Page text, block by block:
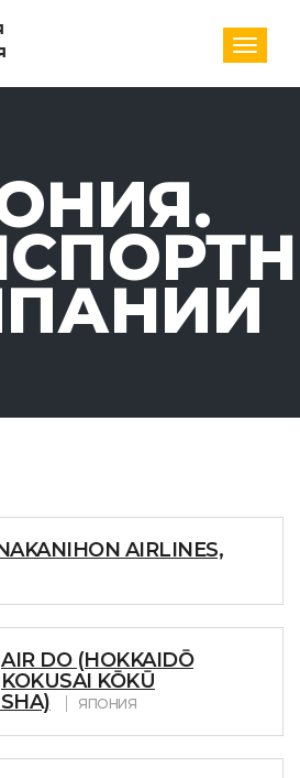
AIRLINES,
AIR DO (HOKKAIDŌ
KOKUSAI KŌKŪ
ЯПОНИЯ